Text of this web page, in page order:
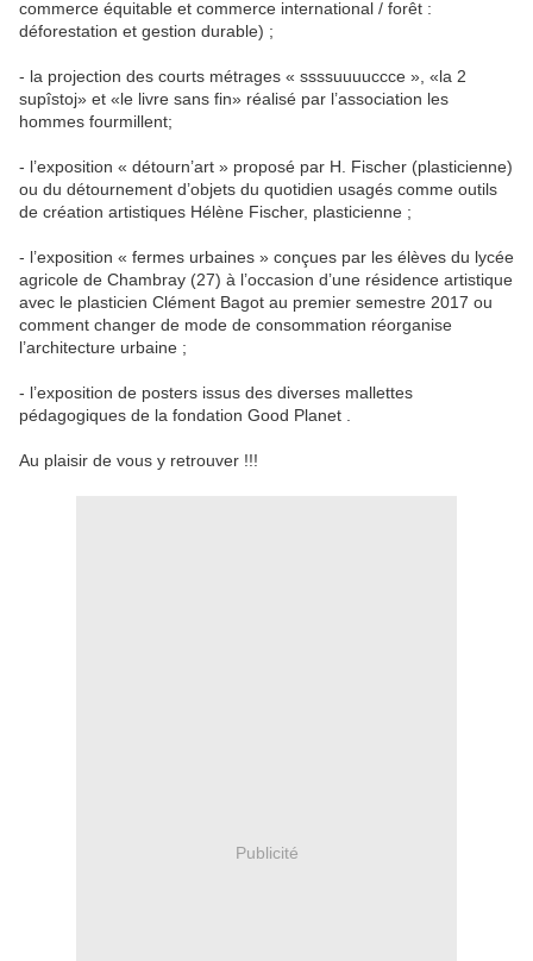
commerce équitable et commerce international / forêt :
déforestation et gestion durable) ;
- la projection des courts métrages « ssssuuuuccce », «la 2
supîstoj» et «le livre sans fin» réalisé par l’association les
hommes fourmillent;
- l’exposition « détourn’art » proposé par H. Fischer (plasticienne)
ou du détournement d’objets du quotidien usagés comme outils
de création artistiques Hélène Fischer, plasticienne ;
- l’exposition « fermes urbaines » conçues par les élèves du lycée
agricole de Chambray (27) à l’occasion d’une résidence artistique
avec le plasticien Clément Bagot au premier semestre 2017 ou
comment changer de mode de consommation réorganise
l’architecture urbaine ;
- l’exposition de posters issus des diverses mallettes
pédagogiques de la fondation Good Planet .
Au plaisir de vous y retrouver !!!
Publicité